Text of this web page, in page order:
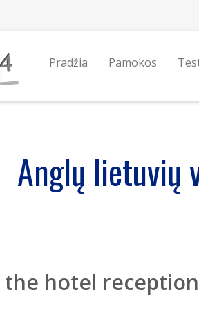
Pradžia Pamokos
Anglų lietuvių
hotel reception